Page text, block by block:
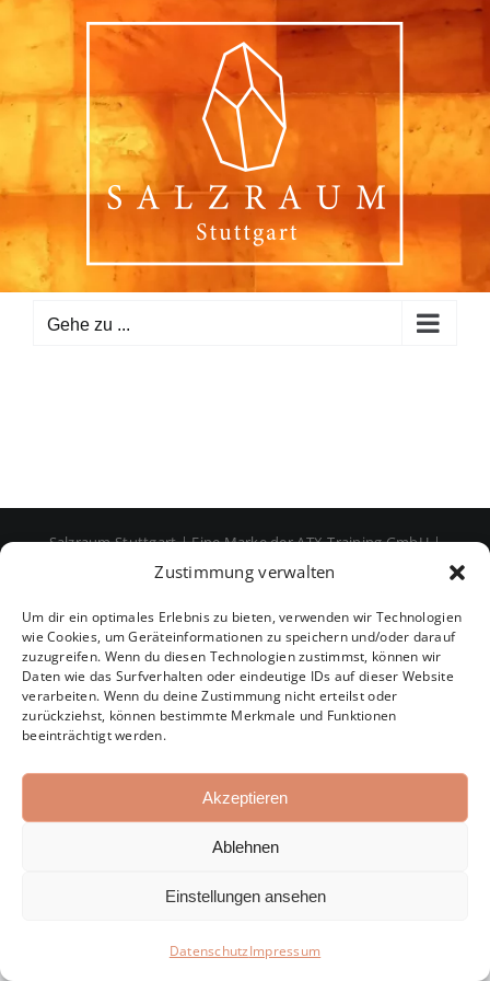
Zustimmung verwalten
Um dir ein optimales Erlebnis zu bieten, verwenden wir Technologien
wie Cookies, um Geräteinformationen zu speichern und/oder darauf
zuzugreifen. Wenn du diesen Technologien zustimmst, können wir
Daten wie das Surfverhalten oder eindeutige IDs auf dieser Website
verarbeiten. Wenn du deine Zustimmung nicht erteilst oder
zurückziehst, können bestimmte Merkmale und Funktionen
beeinträchtigt werden.
Akzeptieren
Ablehnen
Einstellungen ansehen
DatenschutzImpressum
Inhalt
springen
Gehe zu ...
Salzraum Stuttgart | Eine Marke der ATX-Training GmbH |
Impressum|Datenschutz|AGB
FacebookInstagram